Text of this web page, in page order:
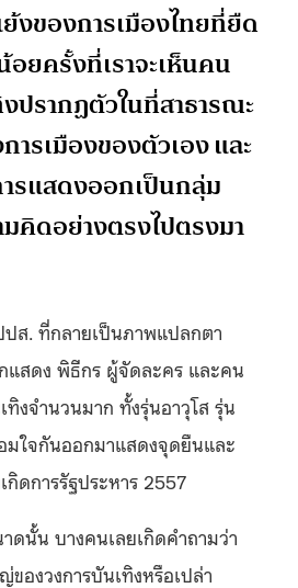
งของการเมืองไทยที่ยืด
อยครั้งที่เราจะเห็นคน
ปรากฏตัวในที่สาธารณะ
รเมืองของตัวเอง และ
รแสดงออกเป็นกลุ่ม
คิดอย่างตรงไปตรงมา
ส. ที่กลายเป็นภาพแปลกตา
แสดง พิธีกร ผู้จัดละคร และคน
ทิงจำนวนมาก ทั้งรุ่นอาวุโส รุ่น
มใจกันออกมาแสดงจุดยืนและ
กิดการรัฐประหาร 2557
ดนั้น บางคนเลยเกิดคำถามว่า
องวงการบันเทิงหรือเปล่า